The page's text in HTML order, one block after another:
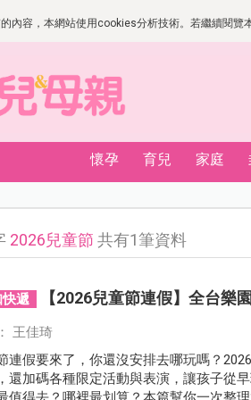
內容，本網站使用cookies分析技術。若繼續閱
懷孕 育兒 家庭
2026兒童節 共有1筆資料
遞 【2026兒童節連假】全台樂
王佳琦
連假要來了，你還沒安排去哪玩嗎？
還加碼各種限定活動與表演，讓孩子從